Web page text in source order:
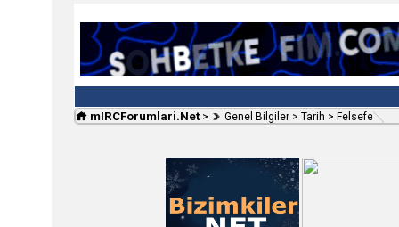
mIRCForumlari.Net > Genel Bilgiler > Tarih > Felsefe